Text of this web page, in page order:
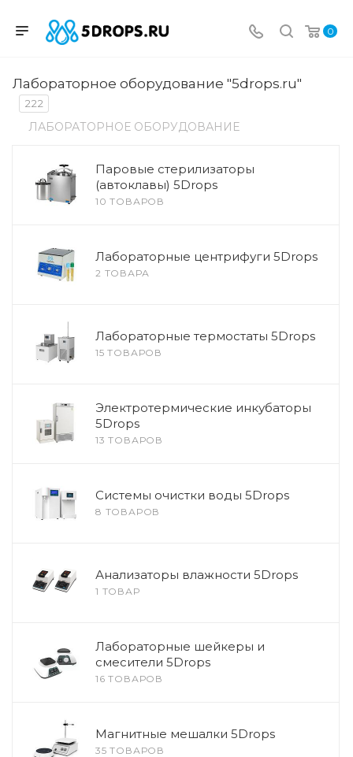
0
Лабораторное оборудование "5drops.ru"
222
ЛАБОРАТОРНОЕ ОБОРУДОВАНИЕ
Паровые стерилизаторы
(автоклавы) 5Drops
10 ТОВАРОВ
Лабораторные центрифуги 5Drops
2 ТОВАРА
Лабораторные термостаты 5Drops
15 ТОВАРОВ
Электротермические инкубаторы
5Drops
13 ТОВАРОВ
Системы очистки воды 5Drops
8 ТОВАРОВ
Анализаторы влажности 5Drops
1 ТОВАР
Лабораторные шейкеры и
смесители 5Drops
16 ТОВАРОВ
Магнитные мешалки 5Drops
35 ТОВАРОВ